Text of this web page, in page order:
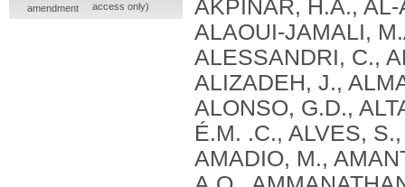
amendment
access only)